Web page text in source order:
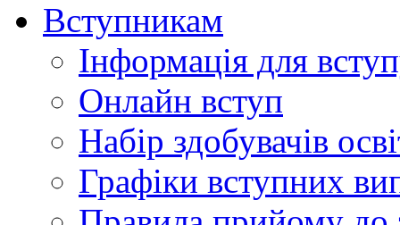
Вступникам
Інформація для
Онлайн вступ
Набір здобувачів
Графіки вступних